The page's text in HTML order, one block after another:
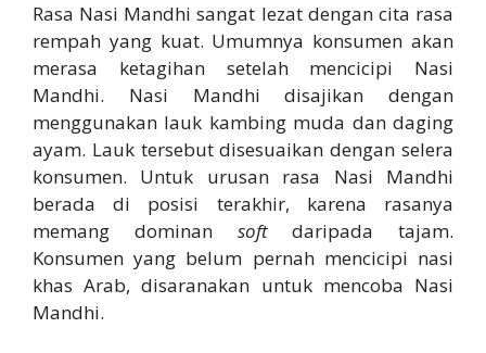
Rasa Nasi Mandhi sangat lezat dengan cita rasa
rempah yang kuat. Umumnya konsumen akan
merasa ketagihan setelah mencicipi Nasi
Mandhi. Nasi Mandhi disajikan dengan
menggunakan lauk kambing muda dan daging
ayam. Lauk tersebut disesuaikan dengan selera
konsumen. Untuk urusan rasa Nasi Mandhi
berada di posisi terakhir, karena rasanya
memang dominan softdaripada tajam.
Konsumen yang belum pernah mencicipi nasi
khas Arab, disaranakan untuk mencoba Nasi
Mandhi.